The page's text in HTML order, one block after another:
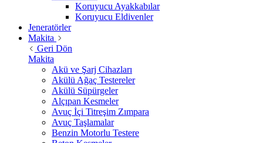
Koruyucu Ayakkabılar
Koruyucu Eldivenler
Jeneratörler
Makita
Geri Dön
Makita
Akü ve Şarj Cihazları
Akülü Ağaç Testereler
Akülü Süpürgeler
Alçıpan Kesmeler
Avuç İçi Titreşim Zımpara
Avuç Taşlamalar
Benzin Motorlu Testere